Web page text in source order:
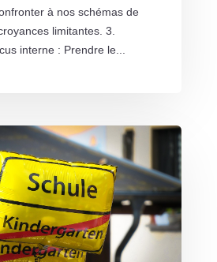
à nos schémas de
limitantes. 3.
interne : Prendre le...